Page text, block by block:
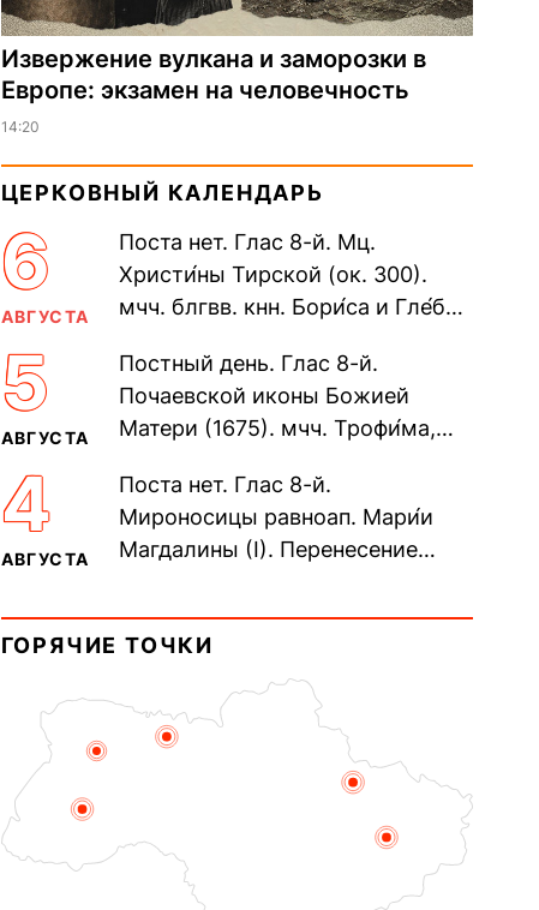
Извержение вулкана и заморозки в
Европе: экзамен на человечность
14:20
ЦЕРКОВНЫЙ КАЛЕНДАРЬ
6
АВГУСТА
Поста нет. Глас 8-й. Мц.
Христи́ны Тирской (ок. 300).
мчч. блгвв. кнн. Бори́са и Гле́ба,
Дави́да (1015). Прп....
5
АВГУСТА
Постный день. Глас 8-й.
Почаевской иконы Божией
Матери (1675). мчч. Трофи́ма,
мучеников (284–305). прав.
воина Фео́дора...
4
АВГУСТА
Поста нет. Глас 8-й.
Мироносицы равноап. Мари́и
Магдалины (I). Перенесение
Синопского (403–404). Прп.
Корни́лия...
ГОРЯЧИЕ ТОЧКИ